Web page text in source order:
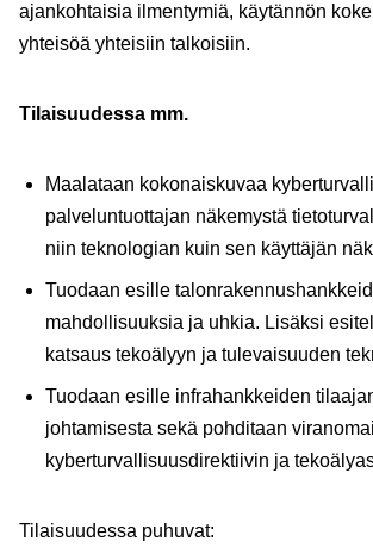
ajankohtaisia ilmentymiä, käytännön
yhteisöä yhteisiin talkoisiin.
Tilaisuudessa mm.
Maalataan kokonaiskuvaa
palveluntuottajan näkemystä
niin teknologian kuin sen käyttäjän
Tuodaan esille
mahdollisuuksia ja uhkia. Lisäksi
katsaus tekoälyyn ja tulevaisuuden
Tuodaan esille infrahankkeiden
johtamisesta sekä pohditaan
kyberturvallisuusdirektiivin ja
Tilaisuudessa puhuvat: